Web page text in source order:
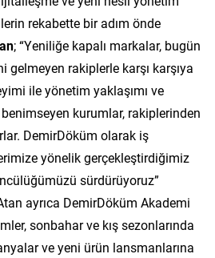
rekabette bir adım önde
; “Yeniliğe kapalı markalar, bugün
gelmeyen rakiplerle karşı karşıya
ile yönetim yaklaşımı ve
kurumlar, rakiplerinden
DemirDöküm olarak iş
yönelik gerçekleştirdiğimiz
sürdürüyoruz”
ayrıca DemirDöküm Akademi
sonbahar ve kış sezonlarında
ve yeni ürün lansmanlarına